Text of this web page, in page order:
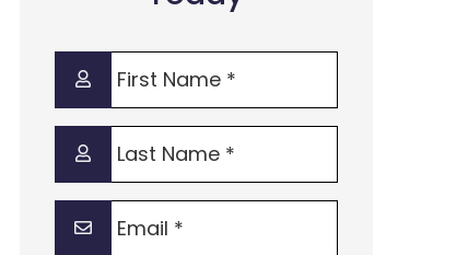
First
Name
*
Last
Name
*